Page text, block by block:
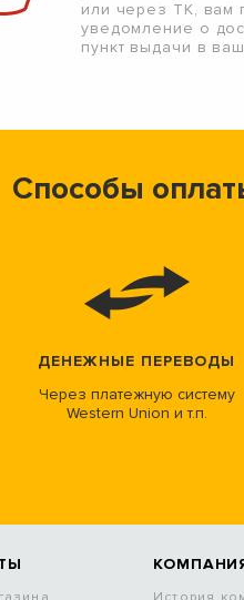
или через ТК, вам
уведомление о
пункт выдачи в
Способы
ДЕНЕЖНЫЕ ПЕРЕВОДЫ
Через платежную систему
Western Union и т.п.